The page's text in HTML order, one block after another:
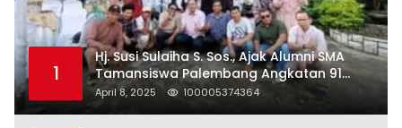
1
Hj. Susi Sulaiha S. Sos., Ajak Alumni SMA
Tamansiswa Palembang Angkatan 91
Halal Bihalal
April 8, 2025 100005374364